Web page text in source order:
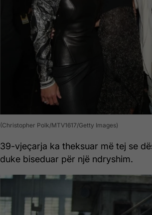
(Christopher Polk/MTV1617/Getty Images)
39-vjeçarja ka theksuar më tej se
duke biseduar për një ndryshim.